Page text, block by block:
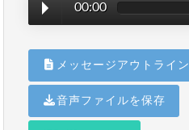
00:00
メッセージアウトライン
音声ファイルを保存